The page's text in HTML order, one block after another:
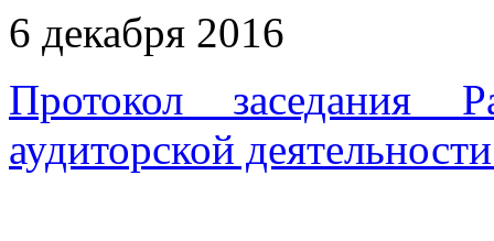
6 декабря 2016
Протокол заседания
аудиторской